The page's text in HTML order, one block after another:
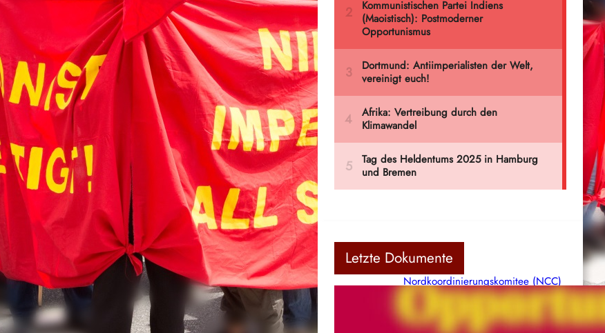
Letzte Dokumente
Nordkoordinierungskomitee (NCC)
der Kommunistischen Partei Indiens
(Maoistisch): Postmoderner
Opportunismus